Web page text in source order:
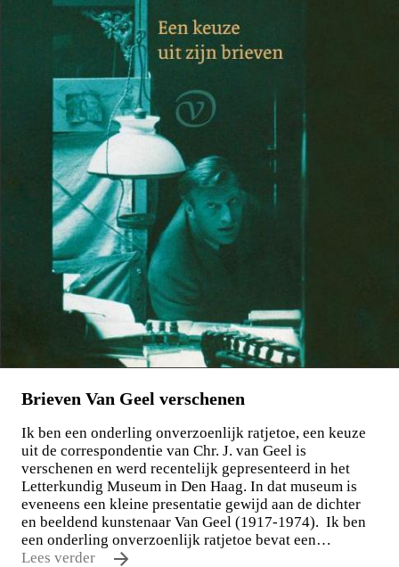
Brieven Van Geel verschenen
Ik ben een onderling onverzoenlijk ratjetoe, een keuze
uit de correspondentie van Chr. J. van Geel is
verschenen en werd recentelijk gepresenteerd in het
Letterkundig Museum in Den Haag. In dat museum is
eveneens een kleine presentatie gewijd aan de dichter
en beeldend kunstenaar Van Geel (1917-1974). Ik ben
een onderling onverzoenlijk ratjetoe bevat een…
Lees verder